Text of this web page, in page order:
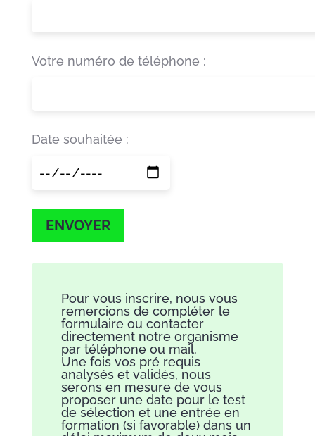
Votre numéro de téléphone :
Date souhaitée :
ENVOYER
Pour vous inscrire, nous vous
remercions de compléter le
formulaire ou contacter
directement notre organisme
par téléphone ou mail.
Une fois vos pré requis
analysés et validés, nous
serons en mesure de vous
proposer une date pour le test
de sélection et une entrée en
formation (si favorable) dans un